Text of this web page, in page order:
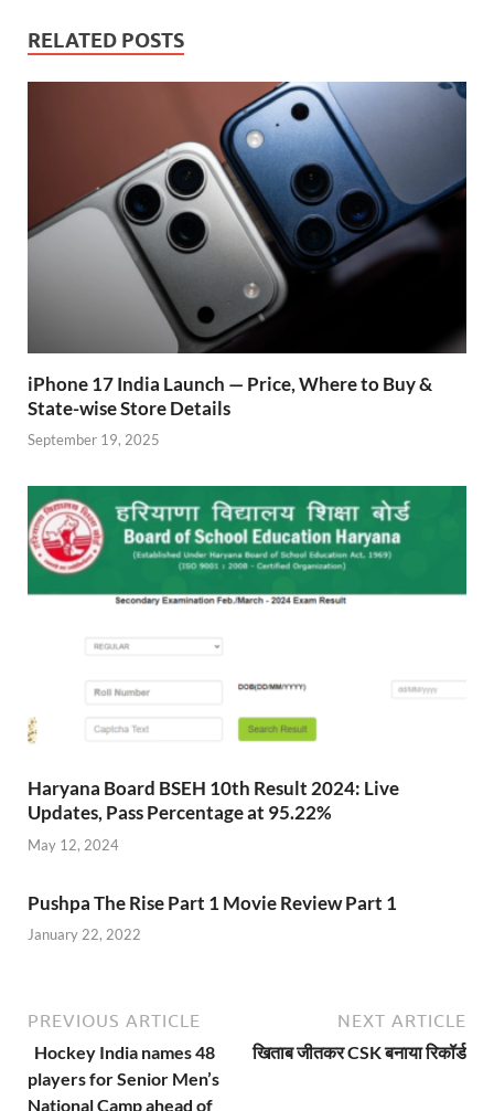
b
o
s
A
er
a
m
re
ss
RELATED POSTS
iPhone 17 India Launch — Price, Where to Buy &
State-wise Store Details
September 19, 2025
Haryana Board BSEH 10th Result 2024: Live
Updates, Pass Percentage at 95.22%
May 12, 2024
Pushpa The Rise Part 1 Movie Review Part 1
January 22, 2022
PREVIOUS ARTICLE
Hockey India names 48
players for Senior Men’s
National Camp ahead of
NEXT ARTICLE
खिताब जीतकर CSK बनाया रिकॉर्ड